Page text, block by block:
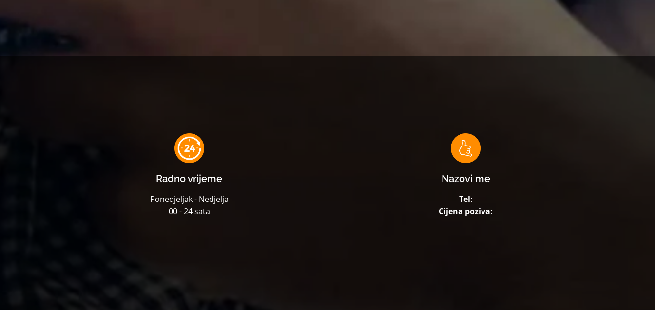
Radno vrijeme
Ponedjeljak - Nedjelja
00 - 24 sata
Nazovi me
Tel:
Cijena poziva: